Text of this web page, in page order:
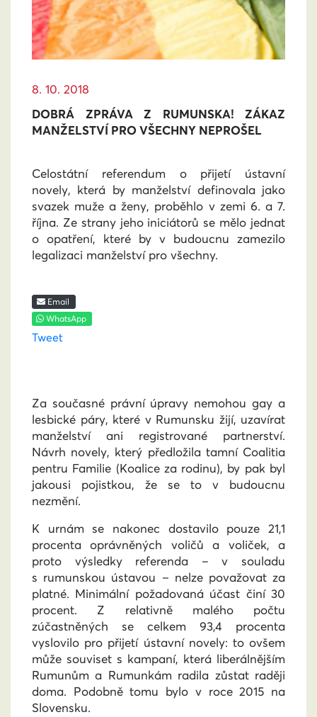
8. 10. 2018
DOBRÁ ZPRÁVA Z RUMUNSKA! ZÁKAZ
MANŽELSTVÍ PRO VŠECHNY NEPROŠEL
Celostátní referendum o přijetí ústavní
novely, která by manželství definovala jako
svazek muže a ženy, proběhlo v zemi 6. a 7.
října. Ze strany jeho iniciátorů se mělo jednat
o opatření, které by v budoucnu zamezilo
legalizaci manželství pro všechny.
Email
WhatsApp
Tweet
Za současné právní úpravy nemohou gay a
lesbické páry, které v Rumunsku žijí, uzavírat
manželství ani registrované partnerství.
Návrh novely, který předložila tamní Coalitia
pentru Familie (Koalice za rodinu), by pak byl
jakousi pojistkou, že se to v budoucnu
nezmění.
K urnám se nakonec dostavilo pouze 21,1
procenta oprávněných voličů a voliček, a
proto výsledky referenda – v souladu
s rumunskou ústavou – nelze považovat za
platné. Minimální požadovaná účast činí 30
procent. Z relativně malého počtu
zúčastněných se celkem 93,4 procenta
vyslovilo pro přijetí ústavní novely: to ovšem
může souviset s kampaní, která liberálnějším
Rumunům a Rumunkám radila zůstat raději
doma. Podobně tomu bylo v roce 2015 na
Slovensku.